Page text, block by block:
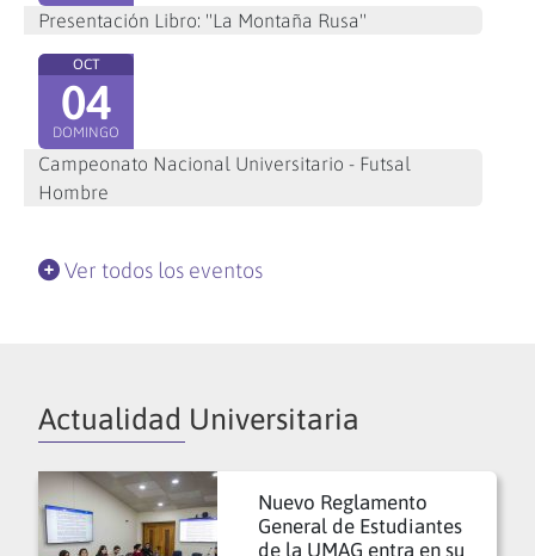
Presentación Libro: "La Montaña Rusa"
OCT
04
DOMINGO
Campeonato Nacional Universitario - Futsal
Hombre
Ver todos los eventos
Actualidad Universitaria
Nuevo Reglamento
General de Estudiantes
de la UMAG entra en su